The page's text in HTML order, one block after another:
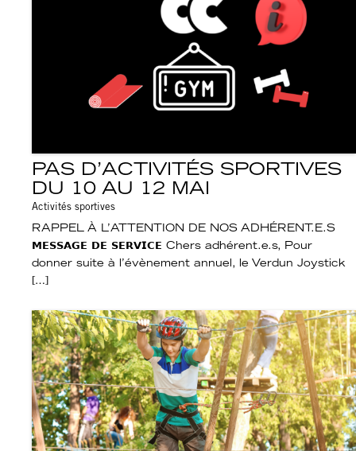
PAS D’ACTIVITÉS SPORTIVES
DU 10 AU 12 MAI
Activités sportives
RAPPEL À L’ATTENTION DE NOS ADHÉRENT.E.S
𝗠𝗘𝗦𝗦𝗔𝗚𝗘 𝗗𝗘 𝗦𝗘𝗥𝗩𝗜𝗖𝗘 Chers adhérent.e.s, Pour
donner suite à l’évènement annuel, le Verdun Joystick
[…]